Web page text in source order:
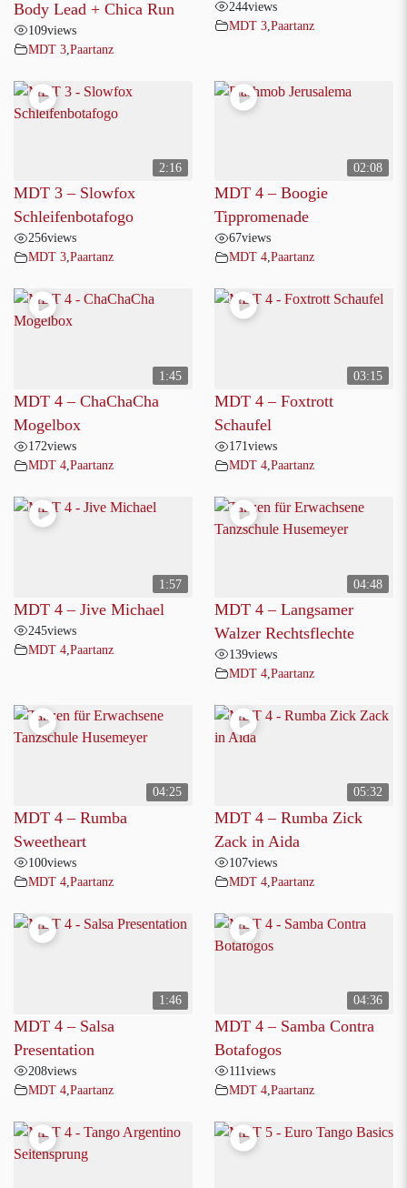
Body Lead + Chica Run
109views
MDT 3 Paartanz
244views
MDT 3 Paartanz
2:16
MDT 3 – Slowfox
Schleifenbotafogo
256views
MDT 3,Paartanz
02:08
MDT 4 – Boogie
Tippromenade
67views
MDT 4,Paartanz
1:45
MDT 4 – ChaChaCha
Mogelbox
172views
MDT 4 Paartanz
03:15
MDT 4 – Foxtrott
Schaufel
171views
MDT 4 Paartanz
1:57
MDT 4 – Jive Michael
245views
MDT 4 Paartanz
04:48
MDT 4 – Langsamer
Walzer Rechtsflechte
139views
MDT 4 Paartanz
04:25
MDT 4 – Rumba
Sweetheart
100views
MDT 4 Paartanz
05:32
MDT 4 – Rumba Zick
Zack in Aida
107views
MDT 4 Paartanz
1:46
MDT 4 – Salsa
Presentation
208views
MDT 4 Paartanz
04:36
MDT 4 – Samba Contra
Botafogos
111views
MDT 4 Paartanz